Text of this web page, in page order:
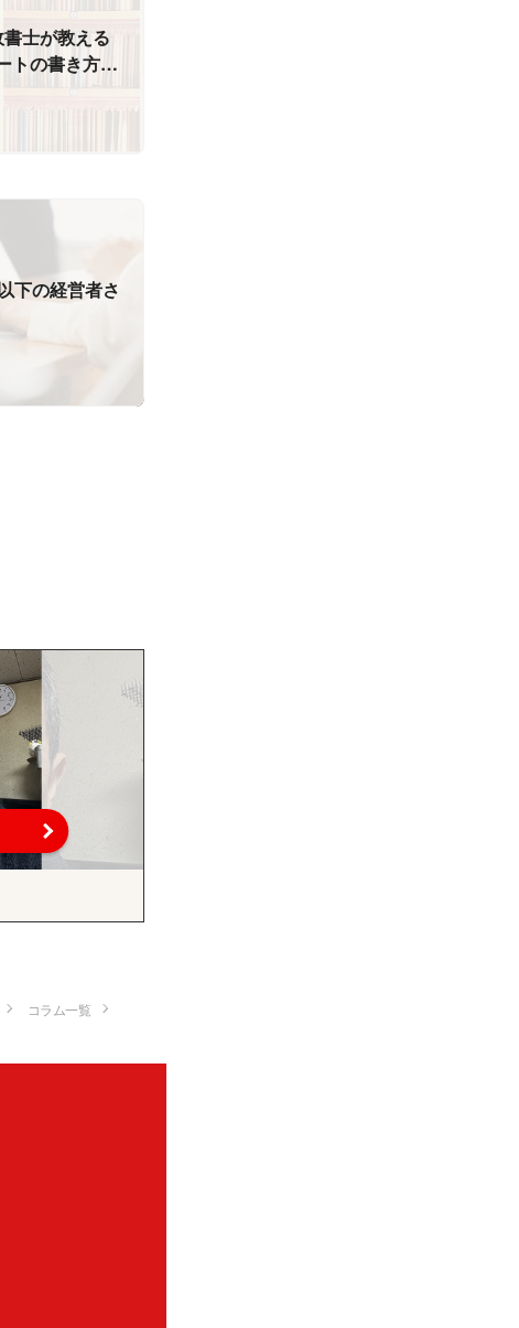
士が教える
トの書き方講
下の経営者さ
コラム一覧